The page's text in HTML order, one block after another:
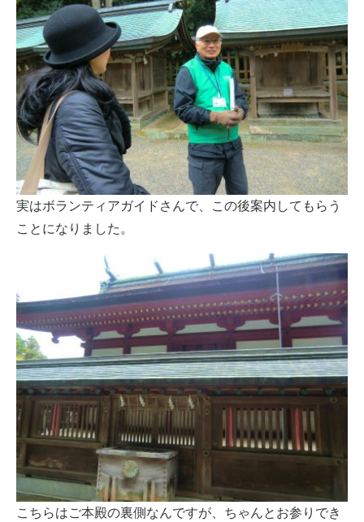
実はボランティアガイドさんで、この後案内してもらう
ことになりました。
こちらはご本殿の裏側なんですが、ちゃんとお参りでき